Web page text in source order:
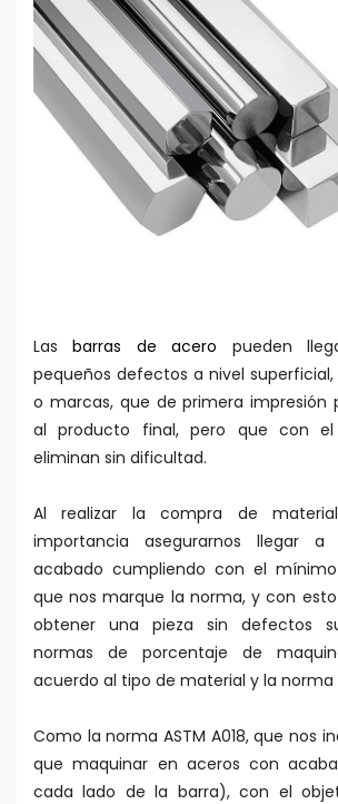
Lasbarras de acero pueden
pequeños defectos a nivel superficial,
o marcas, que de primera impresión
al producto final, pero que con el
eliminan sin dificultad.
Al realizar la compra de
importancia asegurarnos llegar
acabado cumpliendo con el
que nos marque la norma, y con
obtener una pieza sin defectos
normas de porcentaje de
acuerdo al tipo de material y la norma
Como la norma ASTM A018, que nos
que maquinar en aceros con
cada lado de la barra), con el